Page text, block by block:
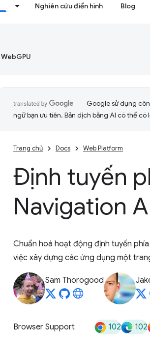
Nghiên cứu điển hình Blog
WebGPU
Google sử dụng
ngữ bạn ưu tiên. Bản dịch bằng AI có thể có
Trang chủ Docs Web Platform
Định tuyến
Navigation
Chuẩn hoá hoạt động định tuyến
việc xây dựng các ứng dụng một
Sam Thorogood
Browser Support 102 102